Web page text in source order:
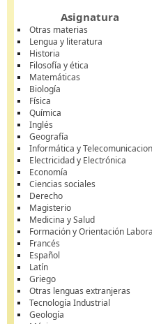
Asignatura
Otras materias
Lengua y literatura
Historia
Filosofía y ética
Matemáticas
Biología
Física
Química
Inglés
Geografía
Informática y
Electricidad y Electrónica
Economía
Ciencias sociales
Derecho
Magisterio
Medicina y Salud
Formación y Orientación
Francés
Español
Latín
Griego
Otras lenguas extranjeras
Tecnología Industrial
Geología